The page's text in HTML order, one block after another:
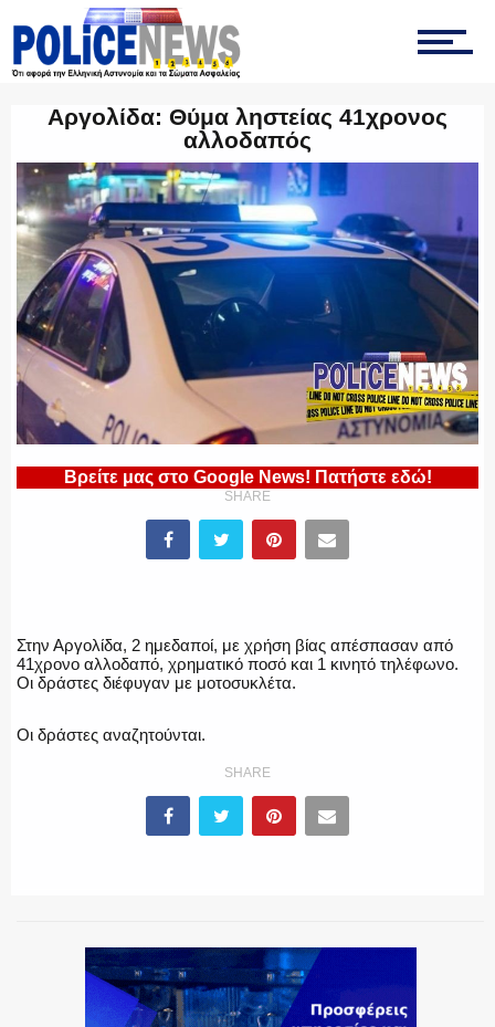
ΟΠΚΕ
ΟΜΑΔΑ “Ζ”
ΕΚΑΜ
ΠΥΡΟΣΒΕΣΤΙΚΗ
ΕΝΟΠΛΕΣ ΔΥΝΑΜΕΙΣ
Αργολίδα: Θύμα ληστείας 41χρονος
αλλοδαπός
Βρείτε μας στο Google News! Πατήστε εδώ!
SHARE
Στην Αργολίδα, 2 ημεδαποί, με χρήση βίας απέσπασαν από
41χρονο αλλοδαπό, χρηματικό ποσό και 1 κινητό τηλέφωνο.
Οι δράστες διέφυγαν με μοτοσυκλέτα.
Οι δράστες αναζητούνται.
SHARE